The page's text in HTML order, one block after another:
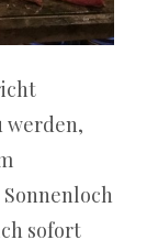
werden,
Sonnenloch
sofort